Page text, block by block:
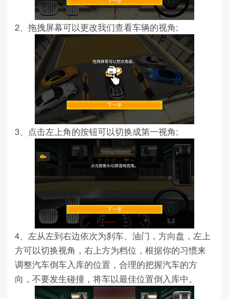
2、拖拽屏幕可以更改我们查看车辆的视角;
3、点击左上角的按钮可以切换成第一视角;
4、左从左到右边依次为刹车、油门，方向盘，左上
方可以切换视角，右上方为档位，根据你的习惯来
调整汽车倒车入库的位置，合理的把握汽车的方
向，不要发生碰撞，将车以最佳位置倒入库中。